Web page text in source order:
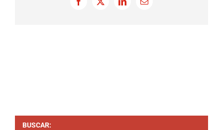
Facebook
X LinkedInCorreo
BUSCAR: